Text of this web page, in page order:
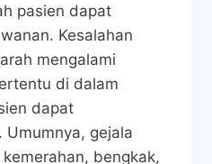
pasien dapat
Kesalahan
mengalami
di dalam
dapat
gejala
bengkak,